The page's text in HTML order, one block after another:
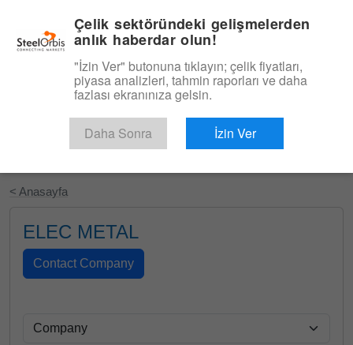
Ücretsiz Deneyin
< Anasayfa
ELEC METAL
Çelik sektöründeki gelişmelerden
anlık haberdar olun!
"İzin Ver" butonuna tıklayın; çelik fiyatları,
piyasa analizleri, tahmin raporları ve daha
fazlası ekranınıza gelsin.
Daha Sonra İzin Ver